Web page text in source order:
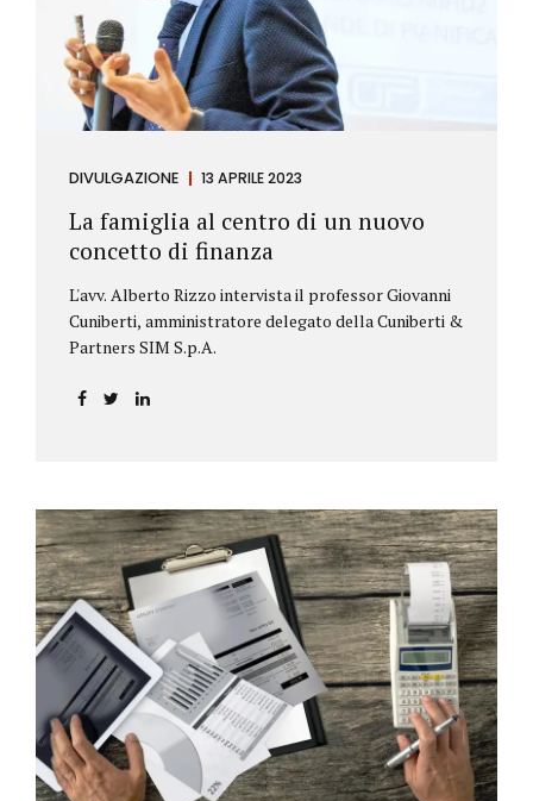
DIVULGAZIONE 13 APRILE 2023
La famiglia al centro di un nuovo
concetto di finanza
L'avv. Alberto Rizzo intervista il professor Giovanni
Cuniberti, amministratore delegato della Cuniberti &
Partners SIM S.p.A.